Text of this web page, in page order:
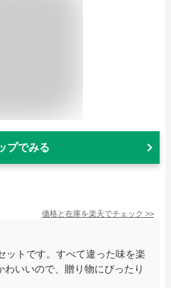
プでみる
価格と在庫を楽天でチェック >>
ットです。すべて違った味を楽
わいいので、贈り物にぴったり